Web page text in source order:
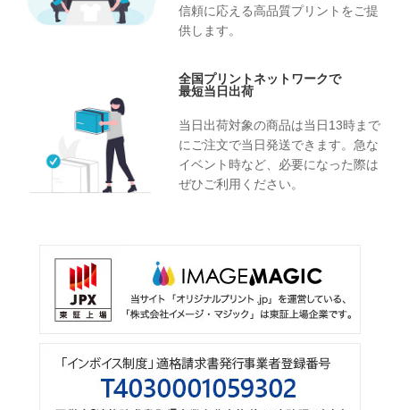
信頼に応える高品質プリントをご提
供します。
全国プリントネットワークで
最短当日出荷
当日出荷対象の商品は当日13時まで
にご注文で当日発送できます。急な
イベント時など、必要になった際は
ぜひご利用ください。